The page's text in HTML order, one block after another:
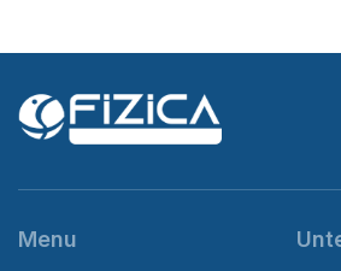
Menu